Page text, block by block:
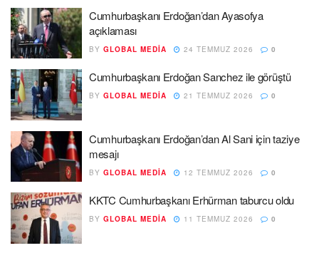
Cumhurbaşkanı Erdoğan’dan Ayasofya
açıklaması
BY GLOBAL MEDIA 24 TEMMUZ 2026 0
Cumhurbaşkanı Erdoğan Sanchez ile görüştü
BY GLOBAL MEDIA 21 TEMMUZ 2026 0
Cumhurbaşkanı Erdoğan’dan Al Sani için taziye
mesajı
BY GLOBAL MEDIA 12 TEMMUZ 2026 0
KKTC Cumhurbaşkanı Erhürman taburcu oldu
BY GLOBAL MEDIA 11 TEMMUZ 2026 0